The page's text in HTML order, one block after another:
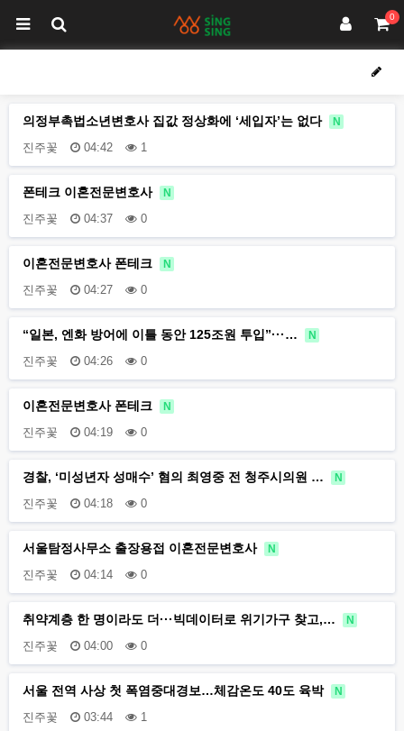
0
의정부촉법소년변호사 집값 정상화에 ‘세입자’는 없다 N
진주꽃 04:42 1
폰테크 이혼전문변호사 N
진주꽃 04:37 0
이혼전문변호사 폰테크 N
진주꽃 04:27 0
“일본, 엔화 방어에 이틀 동안 125조원 투입”···… N
진주꽃 04:26 0
이혼전문변호사 폰테크 N
진주꽃 04:19 0
경찰, ‘미성년자 성매수’ 혐의 최영중 전 청주시의원 … N
진주꽃 04:18 0
서울탐정사무소 출장용접 이혼전문변호사 N
진주꽃 04:14 0
취약계층 한 명이라도 더···빅데이터로 위기가구 찾고,… N
진주꽃 04:00 0
서울 전역 사상 첫 폭염중대경보…체감온도 40도 육박 N
진주꽃 03:44 1